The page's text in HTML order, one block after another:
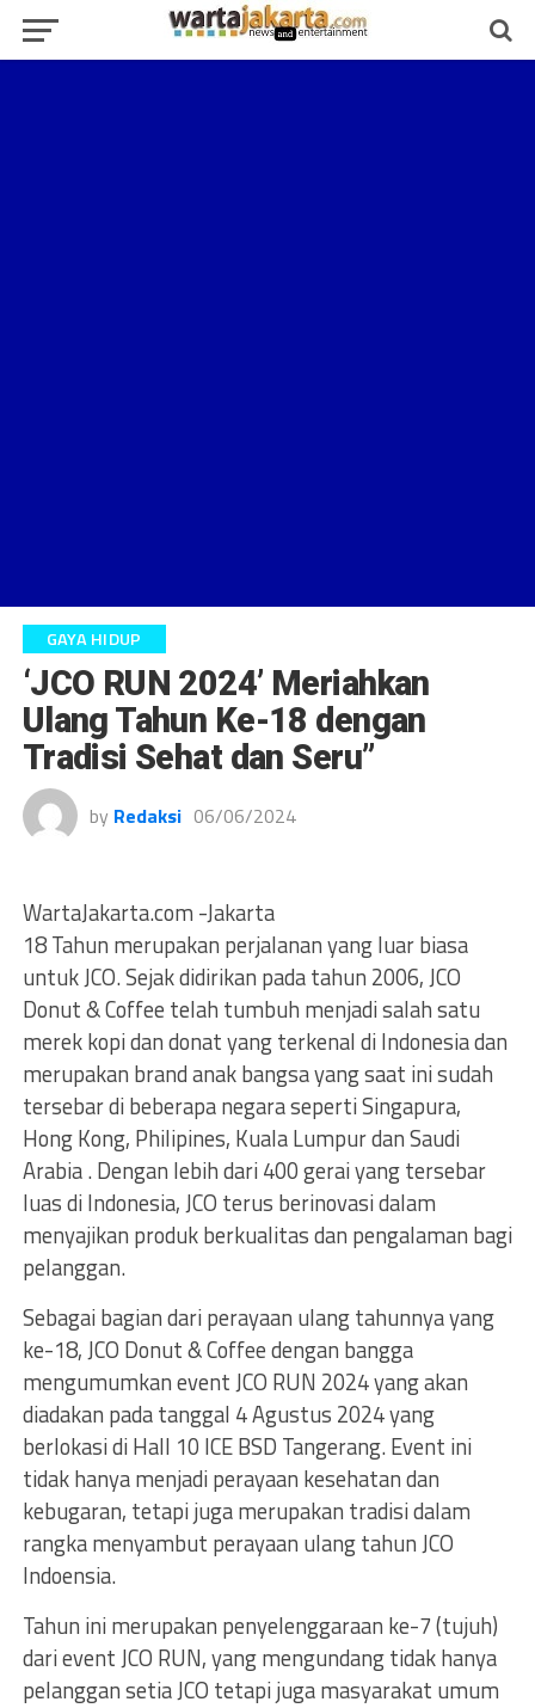
GAYA HIDUP
‘JCO RUN 2024’ Meriahkan
Ulang Tahun Ke-18 dengan
Tradisi Sehat dan Seru”
by Redaksi 06/06/2024
WartaJakarta.com -Jakarta
18 Tahun merupakan perjalanan yang luar biasa
untuk JCO. Sejak didirikan pada tahun 2006, JCO
Donut & Coffee telah tumbuh menjadi salah satu
merek kopi dan donat yang terkenal di Indonesia dan
merupakan brand anak bangsa yang saat ini sudah
tersebar di beberapa negara seperti Singapura,
Hong Kong, Philipines, Kuala Lumpur dan Saudi
Arabia . Dengan lebih dari 400 gerai yang tersebar
luas di Indonesia, JCO terus berinovasi dalam
menyajikan produk berkualitas dan pengalaman bagi
pelanggan.
Sebagai bagian dari perayaan ulang tahunnya yang
ke-18, JCO Donut & Coffee dengan bangga
mengumumkan event JCO RUN 2024 yang akan
diadakan pada tanggal 4 Agustus 2024 yang
berlokasi di Hall 10 ICE BSD Tangerang. Event ini
tidak hanya menjadi perayaan kesehatan dan
kebugaran, tetapi juga merupakan tradisi dalam
rangka menyambut perayaan ulang tahun JCO
Indoensia.
Tahun ini merupakan penyelenggaraan ke-7 (tujuh)
dari event JCO RUN, yang mengundang tidak hanya
pelanggan setia JCO tetapi juga masyarakat umum